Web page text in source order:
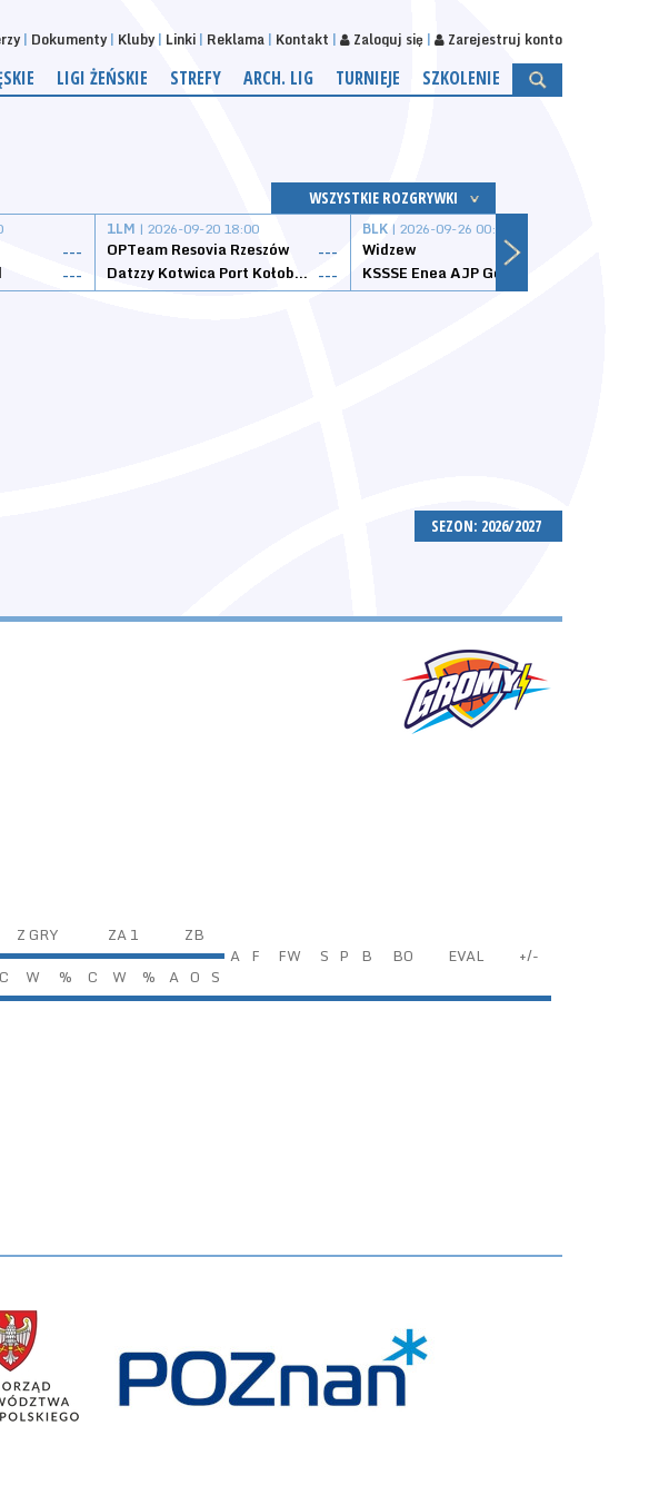
Dokumenty Kluby Linki Reklama Kontakt Zaloguj się Zarejestruj konto
LIGI ŻEŃSKIE STREFY ARCH. LIG TURNIEJE SZKOLENIE
WSZYSTKIE ROZGRYWKI
---
---
1LM | 2026-09-20 18:00
OPTeam Resovia Rzeszów
---
Datzzy Kotwica Port Kołobrzeg ---
BLK | 2026-09-26 00:00
Widzew
SEZON: 2026/2027
Z GRY ZA 1
ZB
A F FW S P B BO EVAL
+/-
C W % C W % A O S